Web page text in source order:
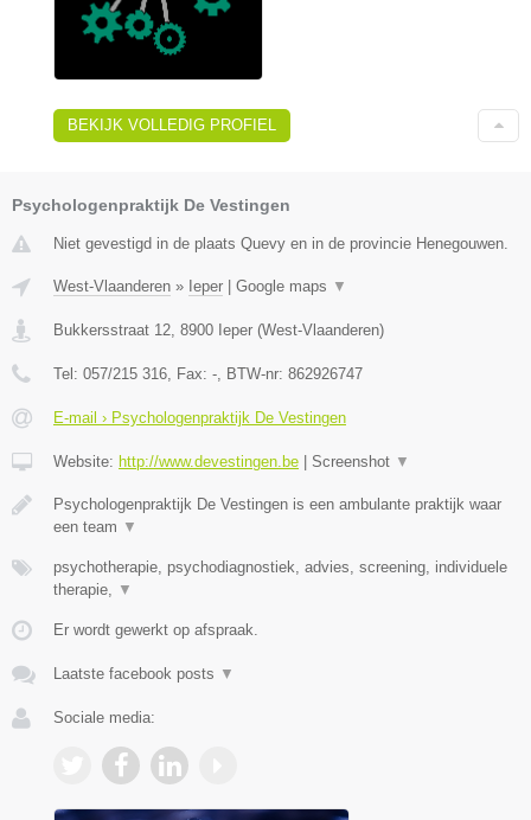
BEKIJK VOLLEDIG PROFIEL
Psychologenpraktijk De Vestingen
Niet gevestigd in de plaats Quevy en in de provincie Henegouwen.
West-Vlaanderen » Ieper | Google maps ▼
Bukkersstraat 12 8900 Ieper (West-Vlaanderen)
Tel: 057/215 316 , Fax: - , BTW-nr: 862926747
E-mail › Psychologenpraktijk De Vestingen
Website: http://www.devestingen.be | Screenshot ▼
Psychologenpraktijk De Vestingen is een ambulante praktijk waar
een team ▼
psychotherapie, psychodiagnostiek, advies, screening, individuele
therapie,
▼
Er wordt gewerkt op afspraak.
Laatste facebook posts ▼
Sociale media: